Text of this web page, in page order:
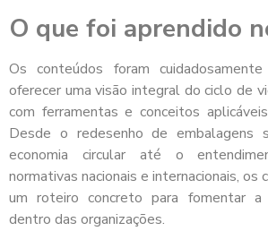
O que foi aprendido
Os conteúdos foram
oferecer uma visão integral do ciclo de
com ferramentas e conceitos
Desde o redesenho de embalagens
economia circular até o
normativas nacionais e internacionais, os
um roteiro concreto para fomentar a
dentro das organizações.